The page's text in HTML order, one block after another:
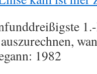
1982